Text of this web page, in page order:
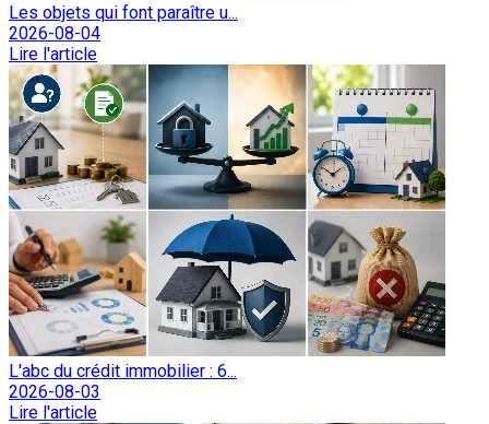
Les objets qui font paraître u...
2026-08-04
Lire l'article
L'abc du crédit immobilier : 6...
2026-08-03
Lire l'article